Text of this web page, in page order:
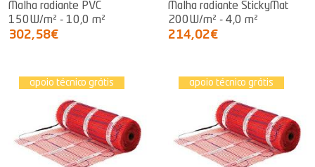
Malha radiante PVC
150W/m² - 10,0 m²
302,58€
Malha radiante StickyMat
200W/m² - 4,0 m²
214,02€
apoio técnico grátis apoio técnico grátis